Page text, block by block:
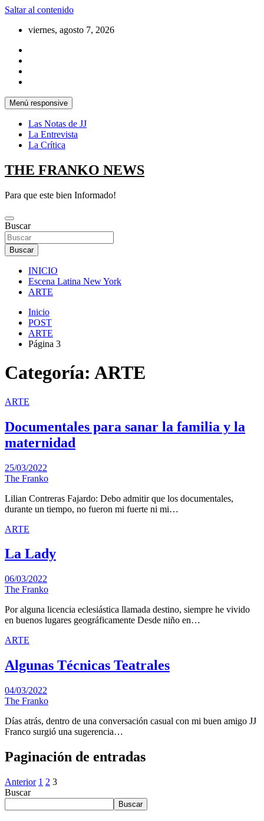
Saltar al contenido
viernes, agosto 7, 2026
Menú responsive
Las Notas de JJ
La Entrevista
La Crítica
THE FRANKO NEWS
Para que este bien Informado!
Buscar
Buscar
INICIO
Escena Latina New York
ARTE
Inicio
POST
ARTE
Página 3
Categoría: ARTE
ARTE
Documentales para sanar la familia y la
maternidad
25/03/2022
The Franko
Lilian Contreras Fajardo: Debo admitir que los documentales,
durante un tiempo, no fueron mi fuerte ni mi…
ARTE
La Lady
06/03/2022
The Franko
Por alguna licencia eclesiástica llamada destino, siempre he vivido
en buenos lugares geográficamente Desde niño en…
ARTE
Algunas Técnicas Teatrales
04/03/2022
The Franko
Días atrás, dentro de una conversación casual con mi buen amigo JJ
Franco surgió una sugerencia…
Paginación de entradas
Anterior 1 2 3
Buscar
Buscar